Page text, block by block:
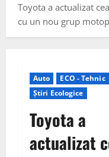
Toyota a actualizat
cu un nou grup
Auto
ECO - Tehnic
Știri Ecologice
Toyota a
actualizat